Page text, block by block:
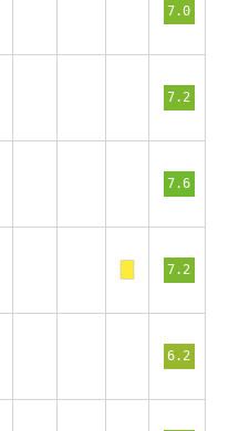
7.0
7.2
7.6
7.2
6.2